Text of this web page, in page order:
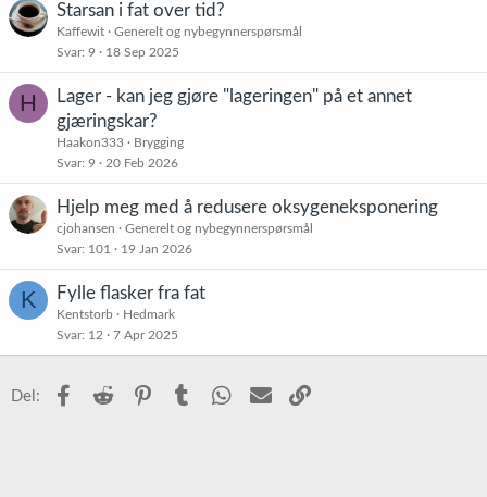
Starsan i fat over tid?
Kaffewit
Generelt og nybegynnerspørsmål
Svar 9 18 Sep 2025
H
Lager - kan jeg gjøre "lageringen" på et annet
gjæringskar?
Haakon333
Brygging
Svar 9 20 Feb 2026
Hjelp meg med å redusere oksygeneksponering
cjohansen
Generelt og nybegynnerspørsmål
Svar 101 19 Jan 2026
K Fylle flasker fra fat
Kentstorb
Hedmark
Svar 12 7 Apr 2025
Del: Facebook
Reddit PinterestTumblr WhatsApp
E-post